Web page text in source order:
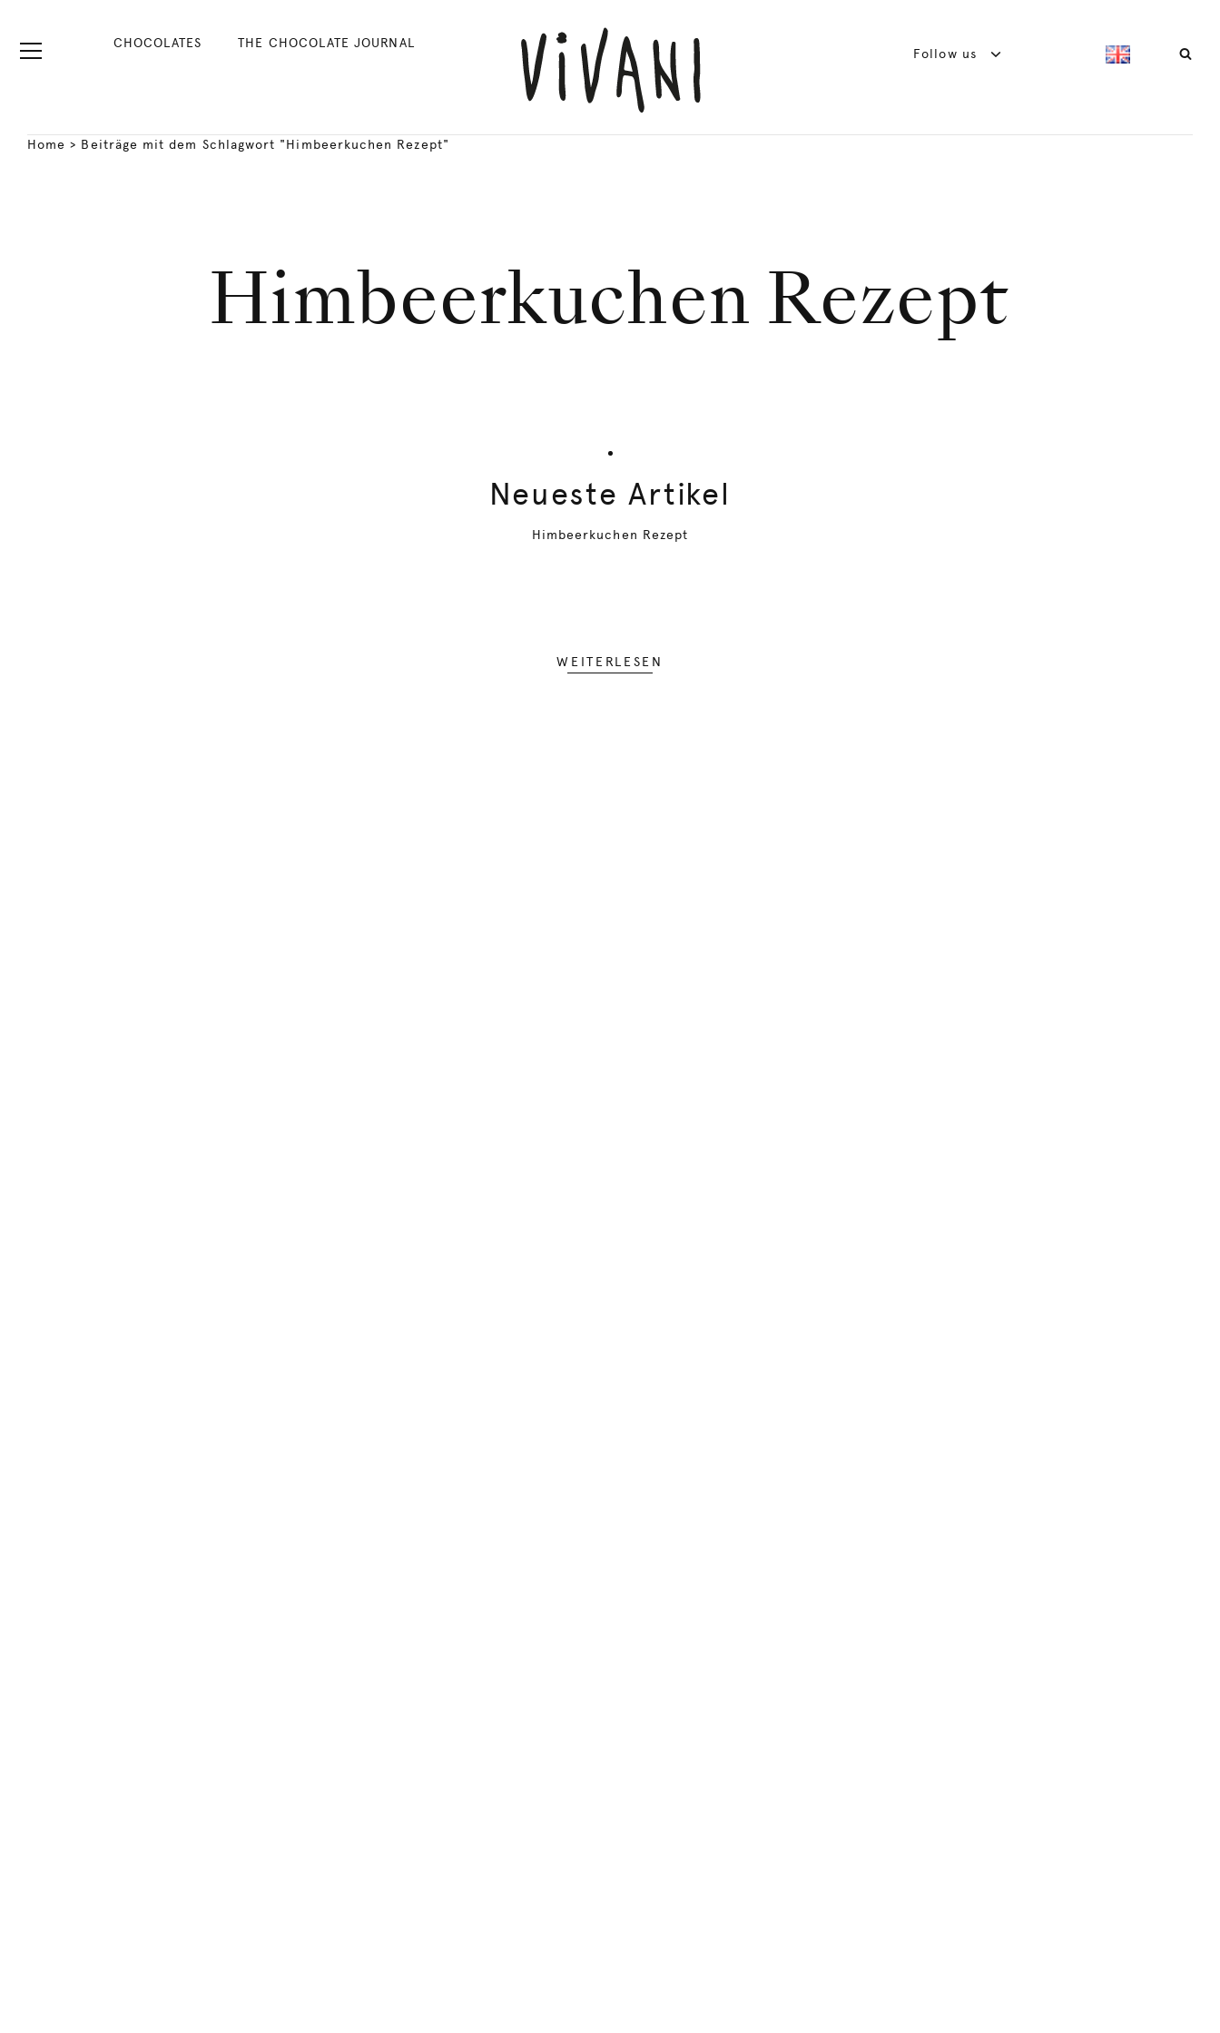
CHOCOLATES THE CHOCOLATE JOURNAL
Follow us
Home > Beiträge mit dem Schlagwort "Himbeerkuchen Rezept"
Himbeerkuchen Rezept
Neueste Artikel
Himbeerkuchen Rezept
WEITERLESEN